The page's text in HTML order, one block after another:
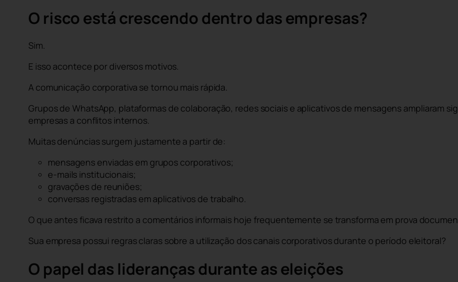
O risco está crescendo dentro das empresas?
Sim.
E isso acontece por diversos motivos.
A comunicação corporativa se tornou mais rápida.
Grupos de WhatsApp, plataformas de colaboração, redes sociais e aplicativos de mensagens ampliaram
empresas a conflitos internos.
Muitas denúncias surgem justamente a partir de:
mensagens enviadas em grupos corporativos;
e-mails institucionais;
gravações de reuniões;
conversas registradas em aplicativos de trabalho.
O que antes ficava restrito a comentários informais hoje frequentemente se transforma em prova
Sua empresa possui regras claras sobre a utilização dos canais corporativos durante o período eleitoral?
O papel das lideranças durante as eleições